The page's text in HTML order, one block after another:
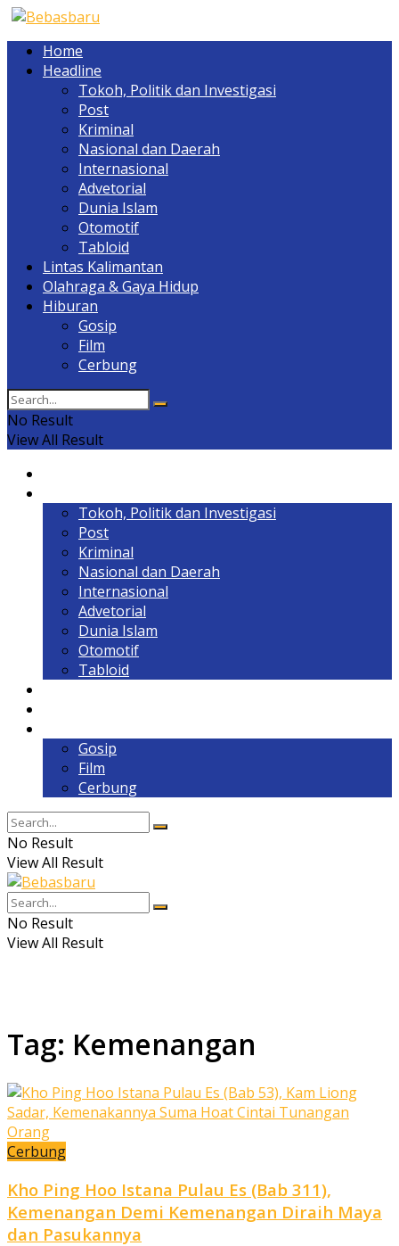
Home
Headline
Tokoh, Politik dan Investigasi
Post
Kriminal
Nasional dan Daerah
Internasional
Advetorial
Dunia Islam
Otomotif
Tabloid
Lintas Kalimantan
Olahraga & Gaya Hidup
Hiburan
Gosip
Film
Cerbung
No Result
View All Result
Tokoh, Politik dan Investigasi
Post
Kriminal
Nasional dan Daerah
Internasional
Advetorial
Dunia Islam
Otomotif
Tabloid
Gosip
Film
Cerbung
No Result
View All Result
No Result
View All Result
Tag: Kemenangan
Cerbung
Kho Ping Hoo Istana Pulau Es (Bab 311),
Kemenangan Demi Kemenangan Diraih Maya
dan Pasukannya